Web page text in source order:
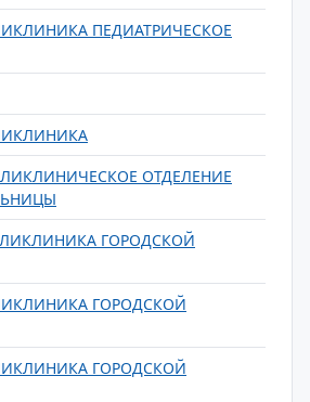
ПЕДИАТРИЧЕСКОЕ
ОТДЕЛЕНИЕ
ГОРОДСКОЙ
ГОРОДСКОЙ
ГОРОДСКОЙ